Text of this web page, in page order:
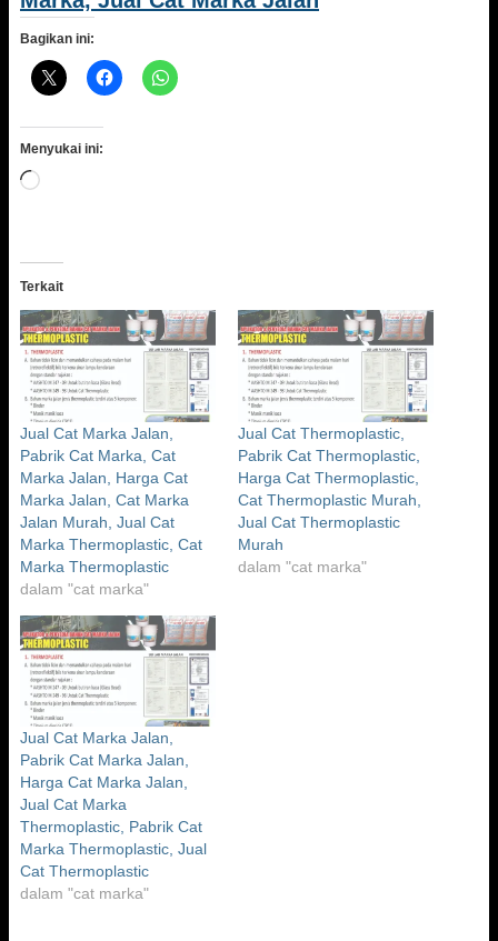
Bagikan ini:
Menyukai ini:
Memuat...
Terkait
Jual Cat Marka Jalan,
Pabrik Cat Marka, Cat
Marka Jalan, Harga Cat
Marka Jalan, Cat Marka
Jalan Murah, Jual Cat
Marka Thermoplastic, Cat
Marka Thermoplastic
dalam "cat marka"
Jual Cat Thermoplastic,
Pabrik Cat Thermoplastic,
Harga Cat Thermoplastic,
Cat Thermoplastic Murah,
Jual Cat Thermoplastic
Murah
dalam "cat marka"
Jual Cat Marka Jalan,
Pabrik Cat Marka Jalan,
Harga Cat Marka Jalan,
Jual Cat Marka
Thermoplastic, Pabrik Cat
Marka Thermoplastic, Jual
Cat Thermoplastic
dalam "cat marka"